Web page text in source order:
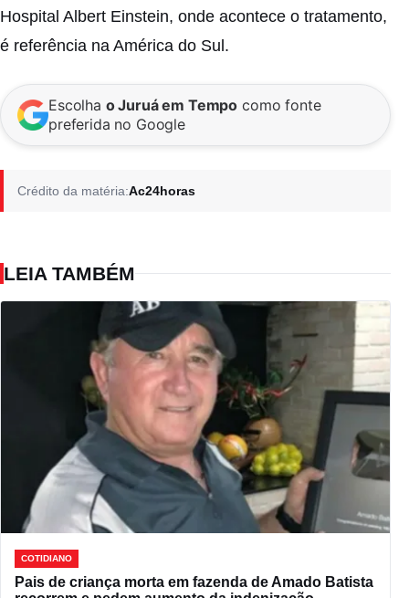
Hospital Albert Einstein, onde acontece o tratamento,
é referência na América do Sul.
Escolha o Juruá em Tempo como fonte
preferida no Google
Crédito da matéria:Ac24horas
LEIA TAMBÉM
COTIDIANO
Pais de criança morta em fazenda de Amado Batista